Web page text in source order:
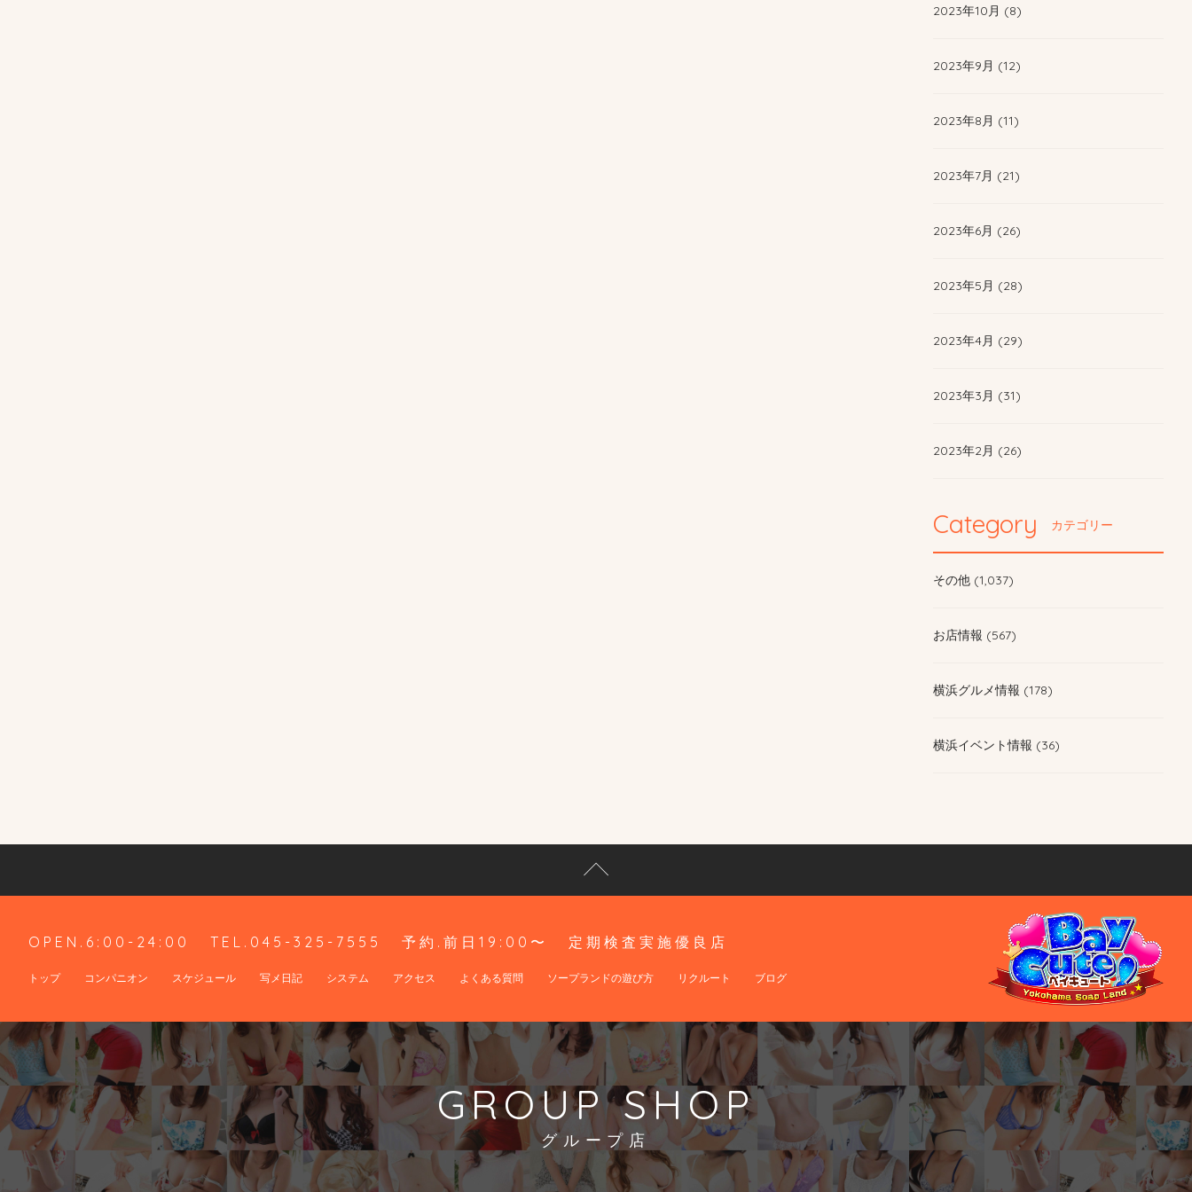
2023年10月 (8)
2023年9月 (12)
2023年8月 (11)
2023年7月 (21)
2023年6月 (26)
2023年5月 (28)
2023年4月 (29)
2023年3月 (31)
2023年2月 (26)
Category カテゴリー
その他 (1,037)
お店情報 (567)
横浜グルメ情報 (178)
横浜イベント情報 (36)
OPEN.6:00-24:00 TEL.045-325-7555 予約.前日19:00〜 定期検査実施優良店
トップ コンパニオン スケジュール 写メ日記 システム アクセス よくある質問 ソープランドの遊び方 リクルート ブログ
GROUP SHOP
グループ店